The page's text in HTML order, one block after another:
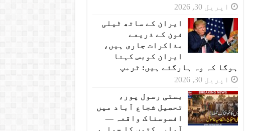
اپریل 30, 2026
ایران کے ساتھ ٹیلی
فون کے ذریعے
مذاکرات جاری ہیں،
ایران کوبس کہنا
ہوگا کہ وہ ہارگئے ہیں: ٹرمپ
اپریل 30, 2026
بستی رسول پور،
تحصیل شجاع آباد میں
افسوسناک واقعہ —